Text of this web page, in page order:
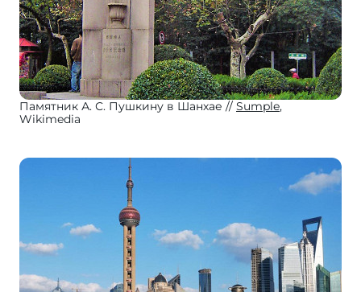
Памятник А. С. Пушкину в Шанхае Sumple,
Wikimedia